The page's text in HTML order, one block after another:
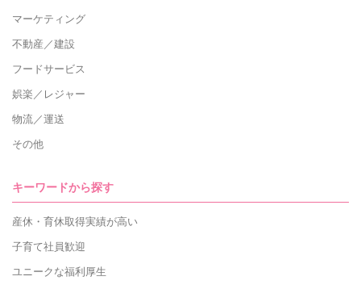
マーケティング
不動産／建設
フードサービス
娯楽／レジャー
物流／運送
その他
キーワードから探す
産休・育休取得実績が高い
子育て社員歓迎
ユニークな福利厚生